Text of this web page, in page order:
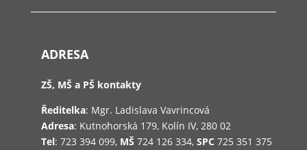
ADRESA
ZŠ, MŠ a PŠ kontakty
Ředitelka: Mgr. Ladislava Vavrincová
Adresa: Kutnohorská 179, Kolín IV, 280 02
Tel: 723 394 099, MŠ 724 126 334, SPC 725 351 375